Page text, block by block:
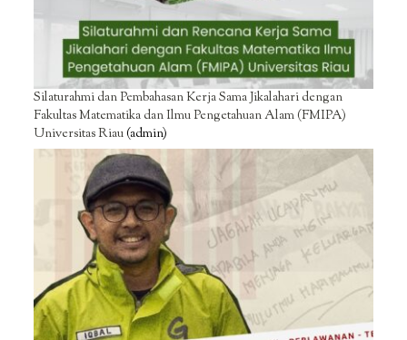
Silaturahmi dan Pembahasan Kerja Sama Jikalahari dengan
Fakultas Matematika dan Ilmu Pengetahuan Alam (FMIPA)
Universitas Riau(admin)